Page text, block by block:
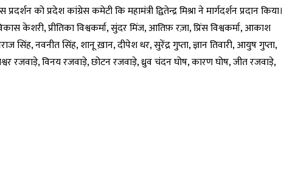
को प्रदेश कांग्रेस कमेटी कि महामंत्री द्वितेन्द्र मिश्रा ने मार्गदर्शन प्रदान किया।
केशरी, प्रीतिका विश्वकर्मा, सुंदर मिंज, आतिफ़ रज़ा, प्रिंस विश्वकर्मा, आकाश
सिंह, नवनीत सिंह, शानू ख़ान, दीपेश धर, सुरेंद्र गुप्ता, ज्ञान तिवारी, आयुष गुप्ता,
रजवाड़े, विनय रजवाड़े, छोटन रजवाड़े, ध्रुव चंदन घोष, कारण घोष, जीत रजवाड़े,